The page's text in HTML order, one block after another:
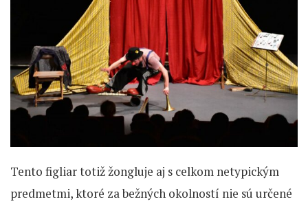
Tento figliar totiž žongluje aj s celkom netypickým
predmetmi, ktoré za bežných okolností nie sú určené